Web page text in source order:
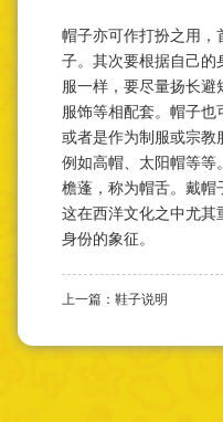
帽子亦可作打扮之用，
子。其次要根据自己的
服一样，要尽量扬长避
服饰等相配套。帽子也
或者是作为制服或宗教
例如高帽、太阳帽等等
檐蓬，称为帽舌。戴帽
这在西洋文化之中尤其
身份的象征。
上一篇：鞋子说明